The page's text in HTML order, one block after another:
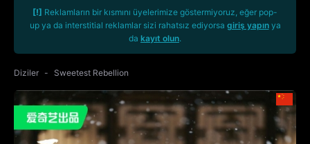
[!] Reklamların bir kısmını üyelerimize göstermiyoruz, eğer pop-
up ya da interstitial reklamlar sizi rahatsız ediyorsa giriş yapınya
da kayıt olun.
Diziler Sweetest Rebellion